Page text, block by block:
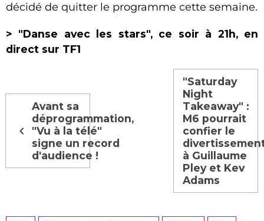
décidé de quitter le programme cette semaine.
> "Danse avec les stars", ce soir à 21h, en
direct sur TF1
Avant sa
déprogrammation,
"Vu à la télé"
signe un record
d'audience !
"Saturday
Night
Takeaway" :
M6 pourrait
confier le
à Guillaume
Pley et Kev
Adams